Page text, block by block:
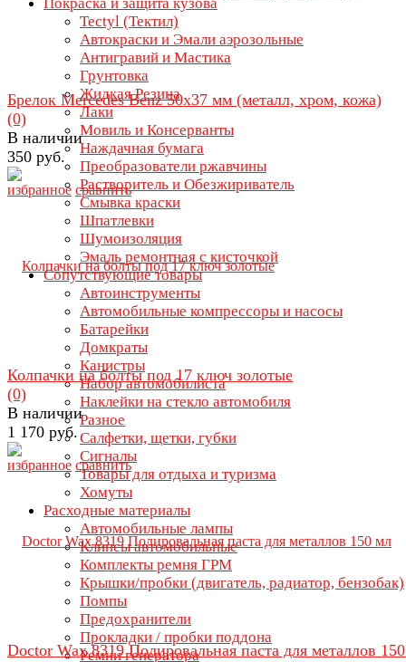
Tectyl (Тектил)
Автокраски и Эмали аэрозольные
Антигравий и Мастика
Грунтовка
Жидкая Резина
Лаки
Мовиль и Консерванты
Наждачная бумага
Преобразователи ржавчины
Растворитель и Обезжириватель
Смывка краски
Шпатлевки
Шумоизоляция
Эмаль ремонтная с кисточкой
Сопутствующие товары
Автоинструменты
Автомобильные компрессоры и насосы
Батарейки
Домкраты
Канистры
Набор автомобилиста
Наклейки на стекло автомобиля
Разное
Салфетки, щетки, губки
Сигналы
Товары для отдыха и туризма
Хомуты
Расходные материалы
Автомобильные лампы
Клипсы автомобильные
Комплекты ремня ГРМ
Крышки/пробки (двигатель, радиатор, бензобак)
Помпы
Предохранители
Прокладки / пробки поддона
Ремни генератора
избранное сравнить
Брелок Mercedes Benz 50х37 мм (металл, хром, кожа)
(0)
В наличии
350 руб.
избранное сравнить
Колпачки на болты под 17 ключ золотые
(0)
В наличии
1 170 руб.
Doctor Wax 8319 Полировальная паста для металлов